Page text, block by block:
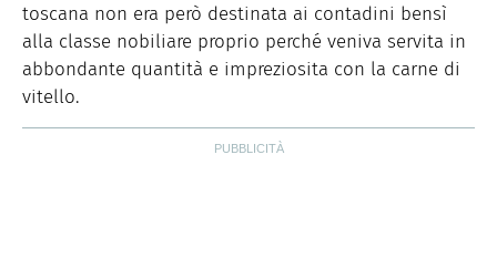
toscana non era però destinata ai contadini bensì
alla classe nobiliare proprio perché veniva servita in
abbondante quantità e impreziosita con la carne di
vitello.